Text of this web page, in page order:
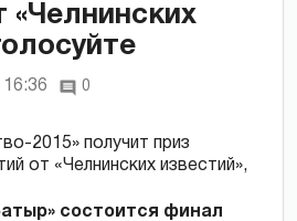
«Челнинских
0
состоится финал